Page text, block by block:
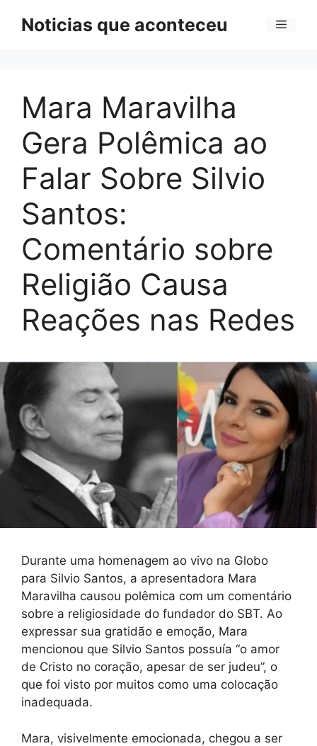
Noticias que aconteceu Menu
Mara Maravilha
Gera Polêmica ao
Falar Sobre Silvio
Santos:
Comentário sobre
Religião Causa
Reações nas Redes
Durante uma homenagem ao vivo na Globo
para Silvio Santos, a apresentadora Mara
Maravilha causou polêmica com um comentário
sobre a religiosidade do fundador do SBT. Ao
expressar sua gratidão e emoção, Mara
mencionou que Silvio Santos possuía “o amor
de Cristo no coração, apesar de ser judeu”, o
que foi visto por muitos como uma colocação
inadequada.
Mara, visivelmente emocionada, chegou a ser